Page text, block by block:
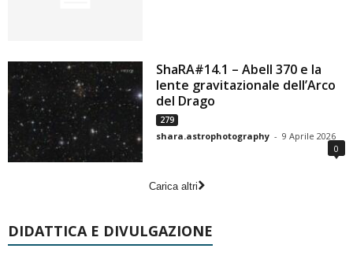
ShaRA#14.1 – Abell 370 e la
lente gravitazionale dell’Arco
del Drago
279
shara.astrophotography - 9 Aprile 2026
0
Carica altri
DIDATTICA E DIVULGAZIONE